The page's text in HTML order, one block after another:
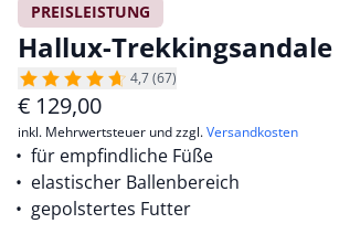
PREISLEISTUNG
Hallux-Trekkingsandale
4,7 (67)
€ 129,00
inkl. Mehrwertsteuer und zzgl.Versandkosten
für empfindliche Füße
elastischer Ballenbereich
gepolstertes Futter